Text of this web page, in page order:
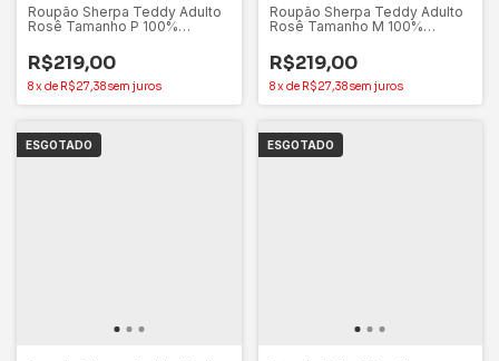
Roupão Sherpa Teddy Adulto
Rosê Tamanho P 100%
R$219,00
8x de R$27,38sem juros
Roupão Sherpa Teddy Adulto
Rosê Tamanho M 100%
R$219,00
8x de R$27,38sem juros
ESGOTADO ESGOTADO